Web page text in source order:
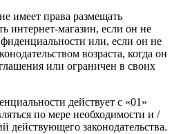
имеет права размещать
интернет-магазин, если он не
или, если он не
возраста, когда он
или ограничен в своих
действует с «01»
по мере необходимости и /
действующего законодательства.